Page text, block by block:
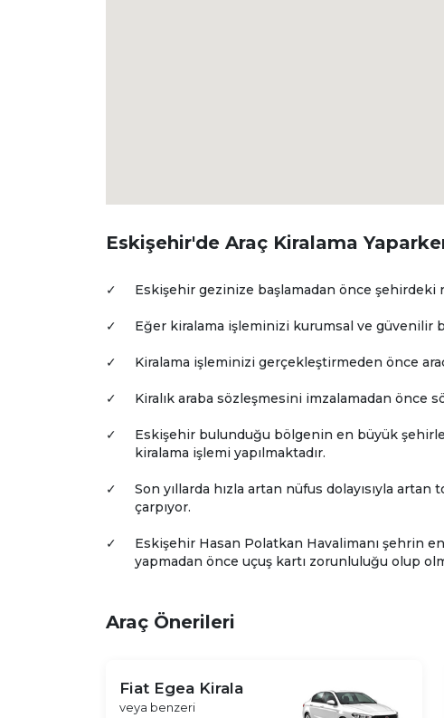
Eskişehir'de Araç Kiralama
✓ Eskişehir gezinize başlamadan önce şehirdeki
✓ Eğer kiralama işleminizi kurumsal ve güvenilir
✓ Kiralama işleminizi gerçekleştirmeden önce
✓ Kiralık araba sözleşmesini imzalamadan önce
✓
Eskişehir bulunduğu bölgenin en büyük
kiralama işlemi yapılmaktadır.
✓
Son yıllarda hızla artan nüfus dolayısıyla
çarpıyor.
✓
Eskişehir Hasan Polatkan Havalimanı şehrin
yapmadan önce uçuş kartı zorunluluğu olup
Araç Önerileri
Fiat Egea Kirala
veya benzeri